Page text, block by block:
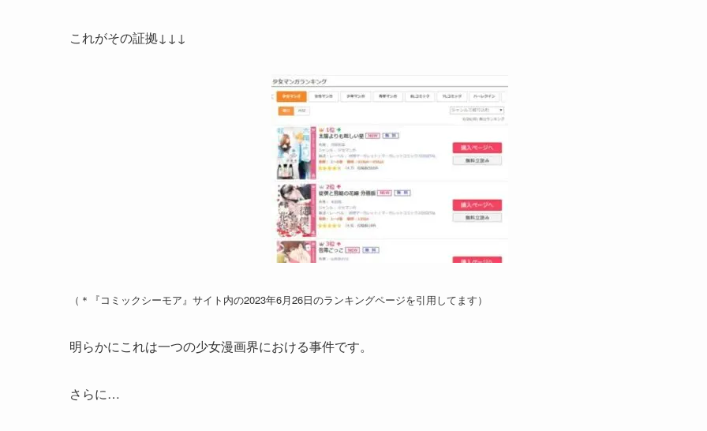
これがその証拠↓↓↓
（＊『コミックシーモア』サイト内の2023年6月26日のランキングページを引用してます）
明らかにこれは一つの少女漫画界における事件です。
さらに…